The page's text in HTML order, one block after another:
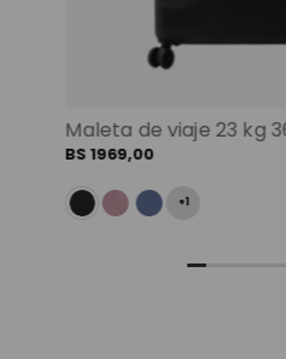
BS 1969,00
+1